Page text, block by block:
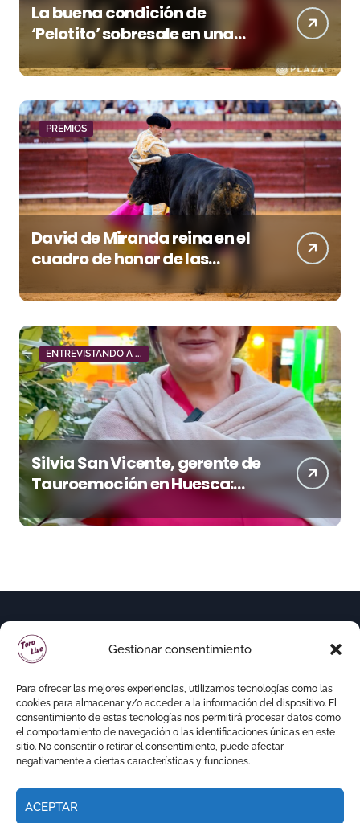
Gestionar consentimiento
Para ofrecer las mejores experiencias, utilizamos tecnologías como las
cookies para almacenar y/o acceder a la información del dispositivo. El
consentimiento de estas tecnologías nos permitirá procesar datos como
el comportamiento de navegación o las identificaciones únicas en este
sitio. No consentir o retirar el consentimiento, puede afectar
negativamente a ciertas características y funciones.
ACEPTAR
La buena condición de
‘Pelotito’ sobresale en una
noche gris en Las Ventas
PREMIOS
David de Miranda reina en el
cuadro de honor de las
Colombinas 2026
ENTREVISTANDO A ...
Silvia San Vicente, gerente de
Tauroemoción en Huesca:
«Todas las figuras del toreo
quieren venir a esta feria»